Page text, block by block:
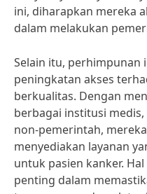
ini, diharapkan mereka
dalam melakukan
Selain itu,
peningkatan akses
berkualitas. Dengan
berbagai institusi
non-pemerintah,
menyediakan layanan
untuk pasien kanker.
penting dalam